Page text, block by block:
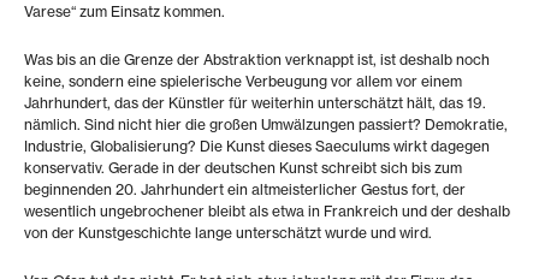
Varese“ zum Einsatz kommen.
Was bis an die Grenze der Abstraktion verknappt ist, ist deshalb noch
keine, sondern eine spielerische Verbeugung vor allem vor einem
Jahrhundert, das der Künstler für weiterhin unterschätzt hält, das 19.
nämlich. Sind nicht hier die großen Umwälzungen passiert? Demokratie,
Industrie, Globalisierung? Die Kunst dieses Saeculums wirkt dagegen
konservativ. Gerade in der deutschen Kunst schreibt sich bis zum
beginnenden 20. Jahrhundert ein altmeisterlicher Gestus fort, der
wesentlich ungebrochener bleibt als etwa in Frankreich und der deshalb
von der Kunstgeschichte lange unterschätzt wurde und wird.